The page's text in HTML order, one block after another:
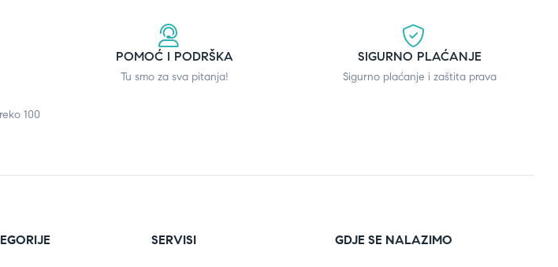
100
POMOĆ I PODRŠKA
Tu smo za sva pitanja!
SIGURNO PLAĆANJE
Sigurno plaćanje i zaštita prava
SERVISI GDJE SE NALAZIMO